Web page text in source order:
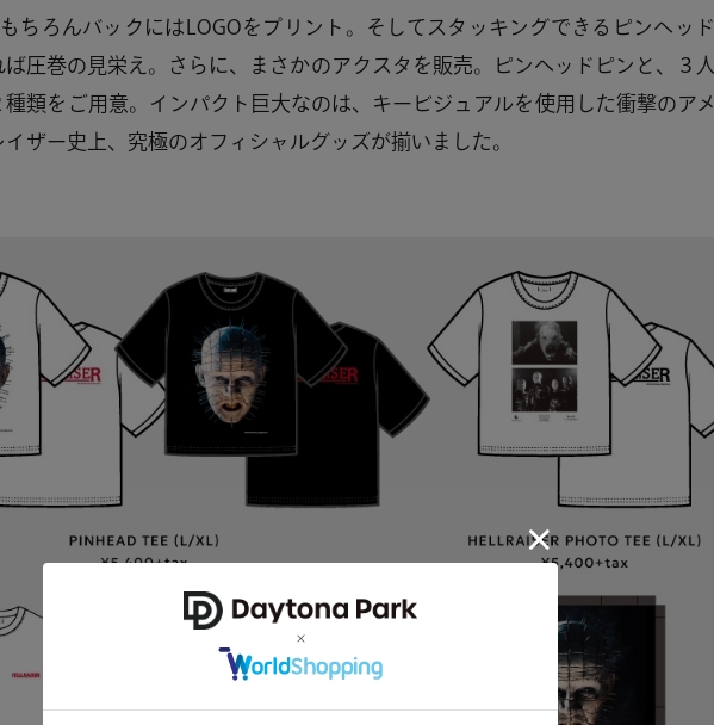
ちろんバックにはLOGOをプリント。そしてスタッキングできるピンヘッ
ば圧巻の見栄え。さらに、まさかのアクスタを販売。ピンヘッドピンと、３
類をご用意。インパクト巨大なのは、キービジュアルを使用した衝撃のア
ザー史上、究極のオフィシャルグッズが揃いました。